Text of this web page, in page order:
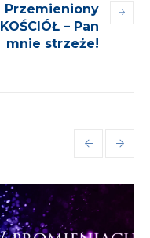
Przemieniony
KOŚCIÓŁ – Pan
mnie strzeże!